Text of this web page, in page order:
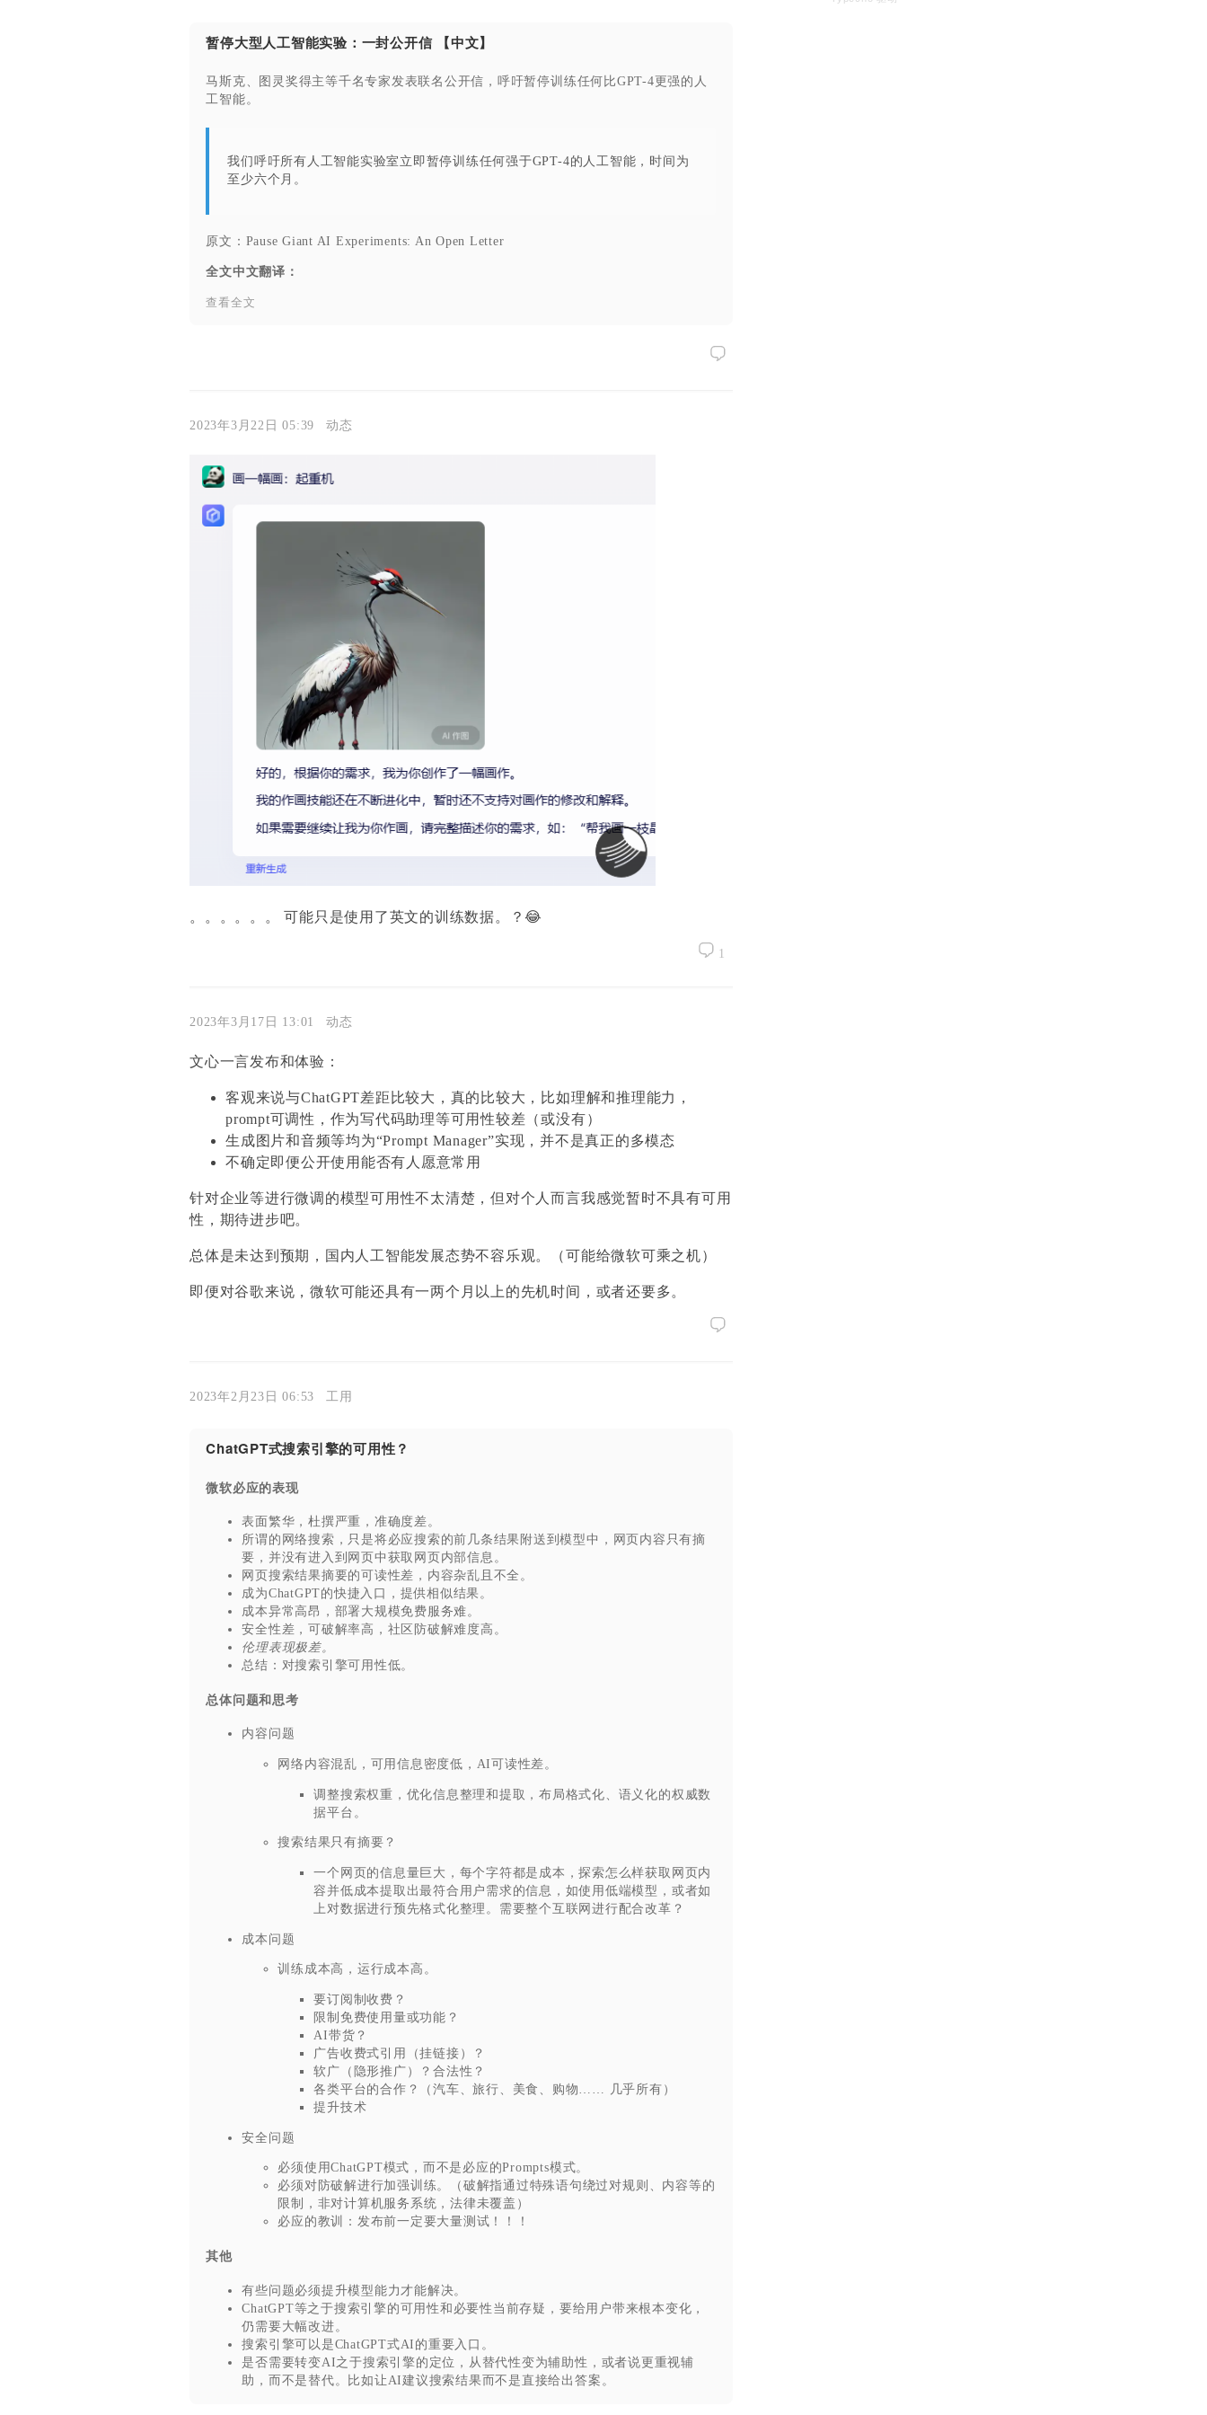
暂停大型人工智能实验：一封公开信 【中文】
马斯克、图灵奖得主等千名专家发表联名公开信，呼吁暂停训练任何比GPT-4更强的人
工智能。
我们呼吁所有人工智能实验室立即暂停训练任何强于GPT-4的人工智能，时间为
至少六个月。
原文： Pause Giant AI Experiments: An Open Letter
全文中文翻译：
查看全文
2023年3月22日 05:39 动态
。。。。。。 可能只是使用了英文的训练数据。？😂
1
2023年3月17日 13:01 动态
文心一言发布和体验：
客观来说与ChatGPT差距比较大，真的比较大，比如理解和推理能力，
prompt可调性，作为写代码助理等可用性较差（或没有）
生成图片和音频等均为“Prompt Manager”实现，并不是真正的多模态
不确定即便公开使用能否有人愿意常用
针对企业等进行微调的模型可用性不太清楚，但对个人而言我感觉暂时不具有可用
性，期待进步吧。
总体是未达到预期，国内人工智能发展态势不容乐观。（可能给微软可乘之机）
即便对谷歌来说，微软可能还具有一两个月以上的先机时间，或者还要多。
2023年2月23日 06:53 工用
ChatGPT式搜索引擎的可用性？
微软必应的表现
表面繁华，杜撰严重，准确度差。
所谓的网络搜索，只是将必应搜索的前几条结果附送到模型中，网页内容只有摘
要，并没有进入到网页中获取网页内部信息。
网页搜索结果摘要的可读性差，内容杂乱且不全。
成为ChatGPT的快捷入口，提供相似结果。
成本异常高昂，部署大规模免费服务难。
安全性差，可破解率高，社区防破解难度高。
伦理表现极差。
总结：对搜索引擎可用性低。
总体问题和思考
内容问题
网络内容混乱，可用信息密度低，AI可读性差。
调整搜索权重，优化信息整理和提取，布局格式化、语义化的权威数
据平台。
搜索结果只有摘要？
一个网页的信息量巨大，每个字符都是成本，探索怎么样获取网页内
容并低成本提取出最符合用户需求的信息，如使用低端模型，或者如
上对数据进行预先格式化整理。需要整个互联网进行配合改革？
成本问题
训练成本高，运行成本高。
要订阅制收费？
限制免费使用量或功能？
AI带货？
广告收费式引用（挂链接）？
软广（隐形推广）？合法性？
各类平台的合作？（汽车、旅行、美食、购物…… 几乎所有）
提升技术
安全问题
必须使用ChatGPT模式，而不是必应的Prompts模式。
必须对防破解进行加强训练。（破解指通过特殊语句绕过对规则、内容等的
限制，非对计算机服务系统，法律未覆盖）
必应的教训：发布前一定要大量测试！！！
其他
有些问题必须提升模型能力才能解决。
ChatGPT等之于搜索引擎的可用性和必要性当前存疑，要给用户带来根本变化，
仍需要大幅改进。
搜索引擎可以是ChatGPT式AI的重要入口。
是否需要转变AI之于搜索引擎的定位，从替代性变为辅助性，或者说更重视辅
助，而不是替代。比如让AI建议搜索结果而不是直接给出答案。